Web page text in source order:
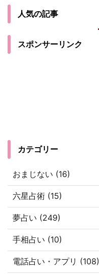
人気の記事
スポンサーリンク
カテゴリー
おまじない (16)
六星占術 (15)
夢占い (249)
手相占い (10)
電話占い・アプリ (108)